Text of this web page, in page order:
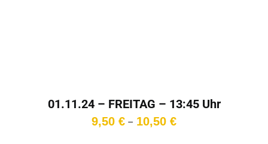
01.11.24 – FREITAG – 13:45 Uhr
9,50 € – 10,50 €Preisspanne: